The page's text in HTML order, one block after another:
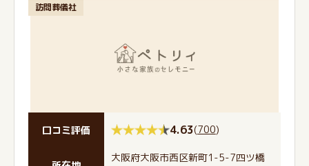
訪問葬儀社
口コミ評価 4.63(700)
大阪府大阪市西区新町1-5-7四ツ橋